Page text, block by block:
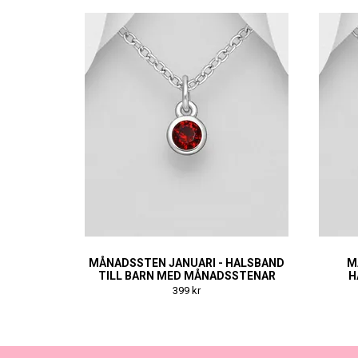
MÅNADSSTEN JANUARI - HALSBAND
TILL BARN MED MÅNADSSTENAR
399 kr